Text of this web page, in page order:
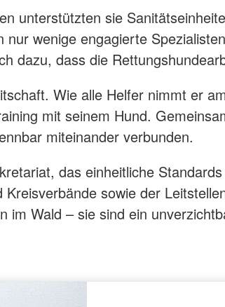
unterstützten sie
wenige engagierte
dazu, dass die
Wie alle Helfer nimmt er
mit seinem Hund.
miteinander verbunden.
das einheitliche
sowie der
im Wald – sie sind ein